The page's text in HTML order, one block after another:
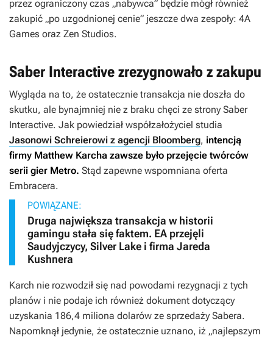
przez ograniczony czas „nabywca” będzie mógł również
zakupić „po uzgodnionej cenie” jeszcze dwa zespoły: 4A
Games oraz Zen Studios.
Saber Interactive zrezygnowało z zakupu
Wygląda na to, że ostatecznie transakcja nie doszła do
skutku, ale bynajmniej nie z braku chęci ze strony Saber
Interactive. Jak powiedział współzałożyciel studia
Jasonowi Schreierowi z agencji Bloomberg, intencją
firmy Matthew Karcha zawsze było przejęcie twórców
serii gier Metro. Stąd zapewne wspomniana oferta
Embracera.
POWIĄZANE:
Druga największa transakcja w historii
gamingu stała się faktem. EA przejęli
Saudyjczycy, Silver Lake i firma Jareda
Kushnera
Karch nie rozwodził się nad powodami rezygnacji z tych
planów i nie podaje ich również dokument dotyczący
uzyskania 186,4 miliona dolarów ze sprzedaży Sabera.
Napomknął jedynie, że ostatecznie uznano, iż „najlepszym